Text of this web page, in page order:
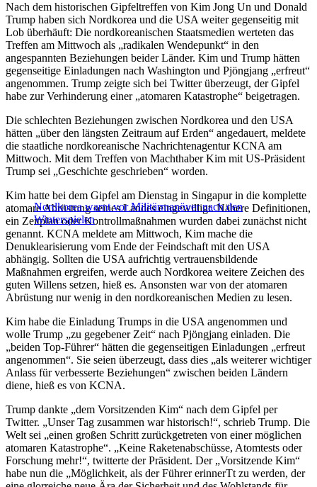
Nach dem historischen Gipfeltreffen von Kim Jong Un und Donald
Trump haben sich Nordkorea und die USA weiter gegenseitig mit
Lob überhäuft: Die nordkoreanischen Staatsmedien werteten das
Treffen am Mittwoch als „radikalen Wendepunkt“ in den
angespannten Beziehungen beider Länder. Kim und Trump hätten
gegenseitige Einladungen nach Washington und Pjöngjang „erfreut“
angenommen. Trump zeigte sich bei Twitter überzeugt, der Gipfel
habe zur Verhinderung einer „atomaren Katastrophe“ beigetragen.
Die schlechten Beziehungen zwischen Nordkorea und den USA
hätten „über den längsten Zeitraum auf Erden“ angedauert, meldete
die staatliche nordkoreanische Nachrichtenagentur KCNA am
Mittwoch. Mit dem Treffen von Machthaber Kim mit US-Präsident
Trump sei „Geschichte geschrieben“ worden.
Nordkorea warnt vor Militärmanöver nach den
Winterspielen
Kim hatte bei dem Gipfel am Dienstag in Singapur in die komplette
atomare Abrüstung seines Landes eingewilligt. Nähere Definitionen,
ein Zeitplan oder Kontrollmaßnahmen wurden dabei zunächst nicht
genannt. KCNA meldete am Mittwoch, Kim mache die
Denuklearisierung vom Ende der Feindschaft mit den USA
abhängig. Sollten die USA aufrichtig vertrauensbildende
Maßnahmen ergreifen, werde auch Nordkorea weitere Zeichen des
guten Willens setzen, hieß es. Ansonsten war von der atomaren
Abrüstung nur wenig in den nordkoreanischen Medien zu lesen.
Kim habe die Einladung Trumps in die USA angenommen und
wolle Trump „zu gegebener Zeit“ nach Pjöngjang einladen. Die
„beiden Top-Führer“ hätten die gegenseitigen Einladungen „erfreut
angenommen“. Sie seien überzeugt, dass dies „als weiterer wichtiger
Anlass für verbesserte Beziehungen“ zwischen beiden Ländern
diene, hieß es von KCNA.
Trump dankte „dem Vorsitzenden Kim“ nach dem Gipfel per
Twitter. „Unser Tag zusammen war historisch!“, schrieb Trump. Die
Welt sei „einen großen Schritt zurückgetreten von einer möglichen
atomaren Katastrophe“. „Keine Raketenabschüsse, Atomtests oder
Forschung mehr!“, twitterte der Präsident. Der „Vorsitzende Kim“
habe nun die „Möglichkeit, als der Führer erinnerTt zu werden, der